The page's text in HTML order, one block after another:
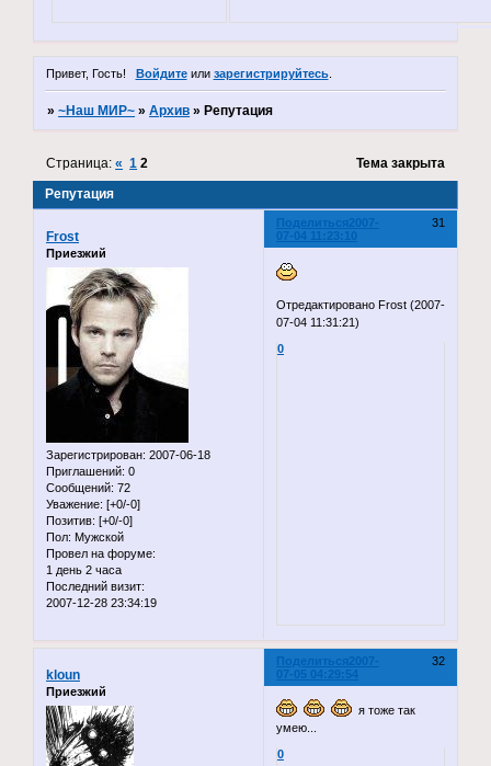
Привет, Гость! Войдитеили зарегистрируйтесь.
»~Наш МИР~ »Архив » Репутация
Репутация
Страница:« 1 2 Тема закрыта
Поделиться 31
2007-
07-04 11:23:10
Frost
Приезжий
Зарегистрирован: 2007-06-18
Приглашений: 0
Сообщений: 72
Уважение: [+0/-0]
Позитив: [+0/-0]
Пол: Мужской
Провел на форуме:
1 день 2 часа
Последний визит:
2007-12-28 23:34:19
Отредактировано Frost (2007-
07-04 11:31:21)
0
Поделиться 32
2007-
07-05 04:29:54
kloun
Приезжий
я тоже так
умею...
0